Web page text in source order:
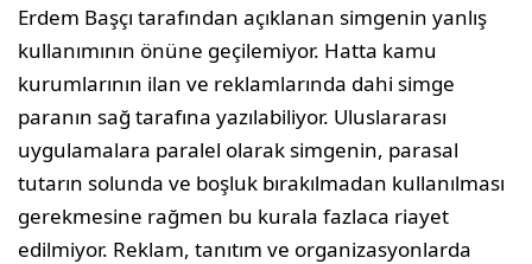
Erdem Başçı tarafından açıklanan simgenin yanlış
kullanımının önüne geçilemiyor. Hatta kamu
kurumlarının ilan ve reklamlarında dahi simge
paranın sağ tarafına yazılabiliyor. Uluslararası
uygulamalara paralel olarak simgenin, parasal
tutarın solunda ve boşluk bırakılmadan kullanılması
gerekmesine rağmen bu kurala fazlaca riayet
edilmiyor. Reklam, tanıtım ve organizasyonlarda